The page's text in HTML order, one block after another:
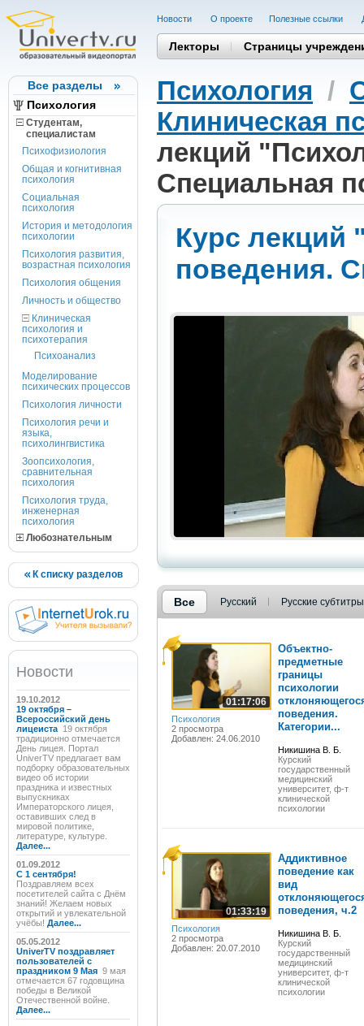
Все разделы
Психология
Студентам,
cпециалистам
Психофизиология
Общая и когнитивная
психология
Социальная
психология
История и методология
психологии
Психология развития,
возрастная психология
Психология общения
Личность и общество
Клиническая
психология и
психотерапия
Психоанализ
Моделирование
психических процессов
Психология личности
Психология речи и
языка,
психолингвистика
Зоопсихология,
сравнительная
психология
Психология труда,
инженерная
психология
Любознательным
К списку разделов
Новости
19.10.2012
19 октября –
Всероссийский день
лицеиста 19 октября
традиционно отмечается
День лицея. Портал
UniverTV предлагает вам
подборку образовательных
видео об истории
праздника и известных
выпускниках
Императорского лицея,
оставивших след в
мировой политике,
литературе, культуре.
Далее...
01.09.2012
C 1 сентября!
Поздравляем всех
посетителей сайта с Днём
знаний! Желаем новых
открытий и увлекательной
учёбы! Далее...
05.05.2012
UniverTV поздравляет
пользователей с
праздником 9 Мая 9 мая
отмечается 67 годовщина
победы в Великой
Отечественной войне.
Далее...
Новости О проекте Полезные cсылки
Лекторы Страницы
Психология /
Клиническая
лекций
Специальная
Курс лекций
поведения.
Все Русский Русские субтитры
01:17:06
Психология
2 просмотра
Добавлен: 24.06.2010
Объектно-
предметные
границы
психологии
поведения.
Категории...
Никишина В. Б.
Курский
государственный
медицинский
университет, ф-т
клинической
психологии
01:33:19
Психология
2 просмотра
Добавлен: 20.07.2010
Аддиктивное
поведение как
вид
поведения, ч.2
Никишина В. Б.
Курский
государственный
медицинский
университет, ф-т
клинической
психологии